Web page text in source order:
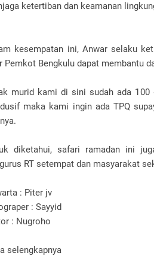
ketertiban dan keamanan
kesempatan ini, Anwar selaku
Pemkot Bengkulu dapat membantu
murid kami di sini sudah ada 100
maka kami ingin ada TPQ
diketahui, safari ramadan ini
RT setempat dan masyarakat
: Piter jv
: Sayyid
: Nugroho
selengkapnya